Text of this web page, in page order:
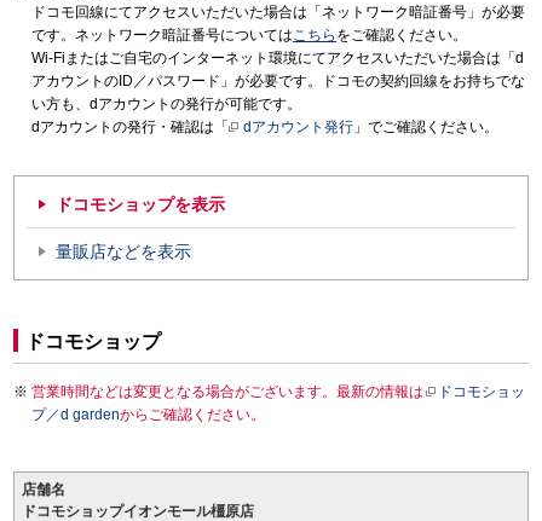
ドコモ回線にてアクセスいただいた場合は「ネットワーク暗証番号」が必要
です。ネットワーク暗証番号についてはこちら をご確認ください。
Wi-Fiまたはご自宅のインターネット環境にてアクセスいただいた場合は「d
アカウントのID／パスワード」が必要です。ドコモの契約回線をお持ちでな
い方も、dアカウントの発行が可能です。
dアカウントの発行・確認は「
dアカウント発行 」でご確認ください。
ドコモショップを表示
量販店などを表示
ドコモショップ
営業時間などは変更となる場合がございます。最新の情報は
ドコモショッ
プ／d gardenからご確認ください。
店舗名
ドコモショップイオンモール橿原店